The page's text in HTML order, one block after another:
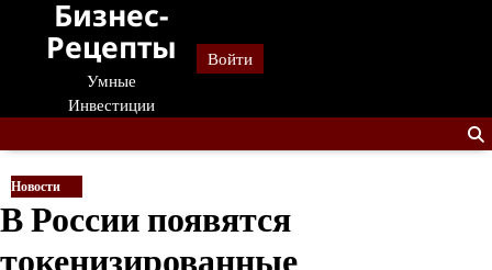
Перейти
содержанию
Бизнес-
Рецепты
Умные
Инвестиции
Войти
Новости
В России появятся